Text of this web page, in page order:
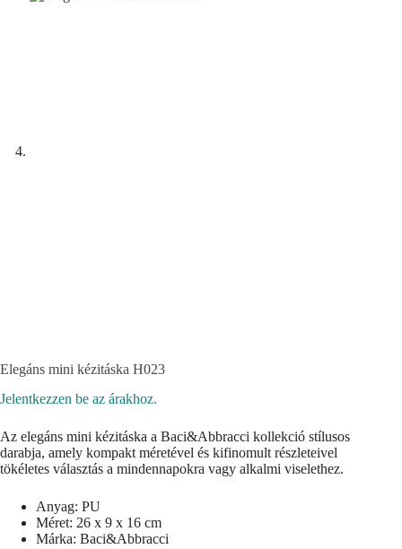
Elegáns mini kézitáska H023
Jelentkezzen be az árakhoz.
Az elegáns mini kézitáska a Baci&Abbracci kollekció stílusos
darabja, amely kompakt méretével és kifinomult részleteivel
tökéletes választás a mindennapokra vagy alkalmi viselethez.
Anyag: PU
Méret: 26 x 9 x 16 cm
Márka: Baci&Abbracci